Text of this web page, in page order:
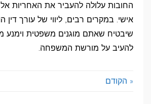
החובות עלולה להעביר את האחריות אל
אישי. במקרים רבים, ליווי של עורך דין
שיבטיח שאתם מוגנים משפטית וימנע
להעיב על מורשת המשפחה.
« הקודם